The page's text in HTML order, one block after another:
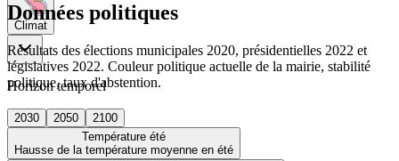
Climat
Horizon temporel
2030 2050
2100
Température été
Hausse de la température moyenne en été
Données politiques
Résultats des élections municipales 2020, présidentielles 2022 et
législatives 2022. Couleur politique actuelle de la mairie, stabilité
politique, taux d'abstention.